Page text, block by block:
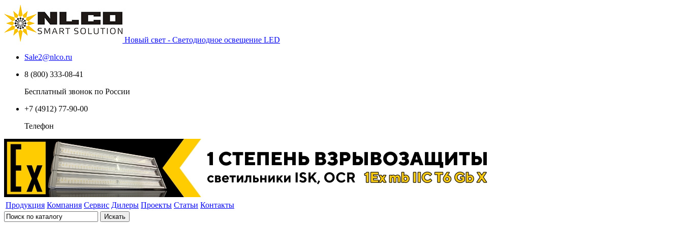
Новый свет - Светодиодное освещение LED
Sale2@nlco.ru
8 (800) 333-08-41
Бесплатный звонок по России
+7 (4912) 77-90-00
Телефон
Продукция Компания Сервис Дилеры Проекты Статьи Контакты